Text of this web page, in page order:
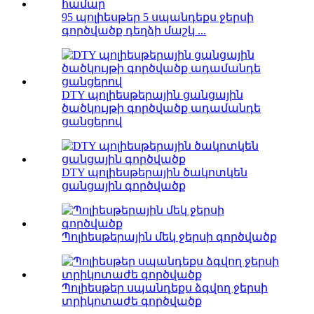
95 պոլիեսթեր 5 սպանդեքս ջերսի
գործվածք դեղձի մաշկ ...
DTY պոլիեսթերային ցանցային
ծածկույթի գործվածք ադամանդե
ցանցերով
DTY պոլիեսթերային ծակոտկեն
ցանցային գործվածք
Պոլիեսթերային մեկ ջերսի գործվածք
Պոլիեսթեր սպանդեքս ձգվող ջերսի
տրիկոտաժե գործվածք